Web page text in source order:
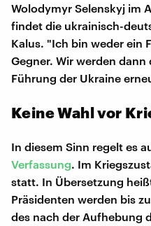
Wolodymyr Selenskyj im
findet die ukrainisch-
Kalus. "Ich bin weder ein
Gegner. Wir werden
Führung der Ukraine
Keine Wahl vor
In diesem Sinn regelt es
Verfassung. Im
statt. In Übersetzung
Präsidenten werden bis
des nach der Aufhebung